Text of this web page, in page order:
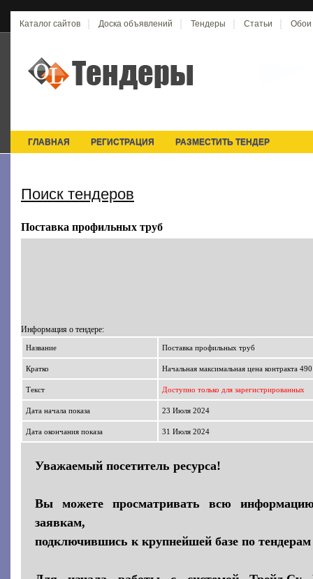
Каталог сайтов Доска объявлений Тендеры Статьи Обои
ГЛАВНАЯ РЕГИСТРАЦИЯ РАЗМЕСТИТЬ ТЕНДЕР
Поиск тендеров
Поставка профильных труб
Информация о тендере:
Название Поставка профильных труб
Кратко Начальная максимальная цена контракта
Текст Доступно только для зарегистрированных
Дата начала показа 23 Июля 2024
Дата окончания показа 31 Июля 2024
Уважаемый посетитель ресурса!
Вы можете просматривать всю
заявкам,
подключившись к крупнейшей базе по